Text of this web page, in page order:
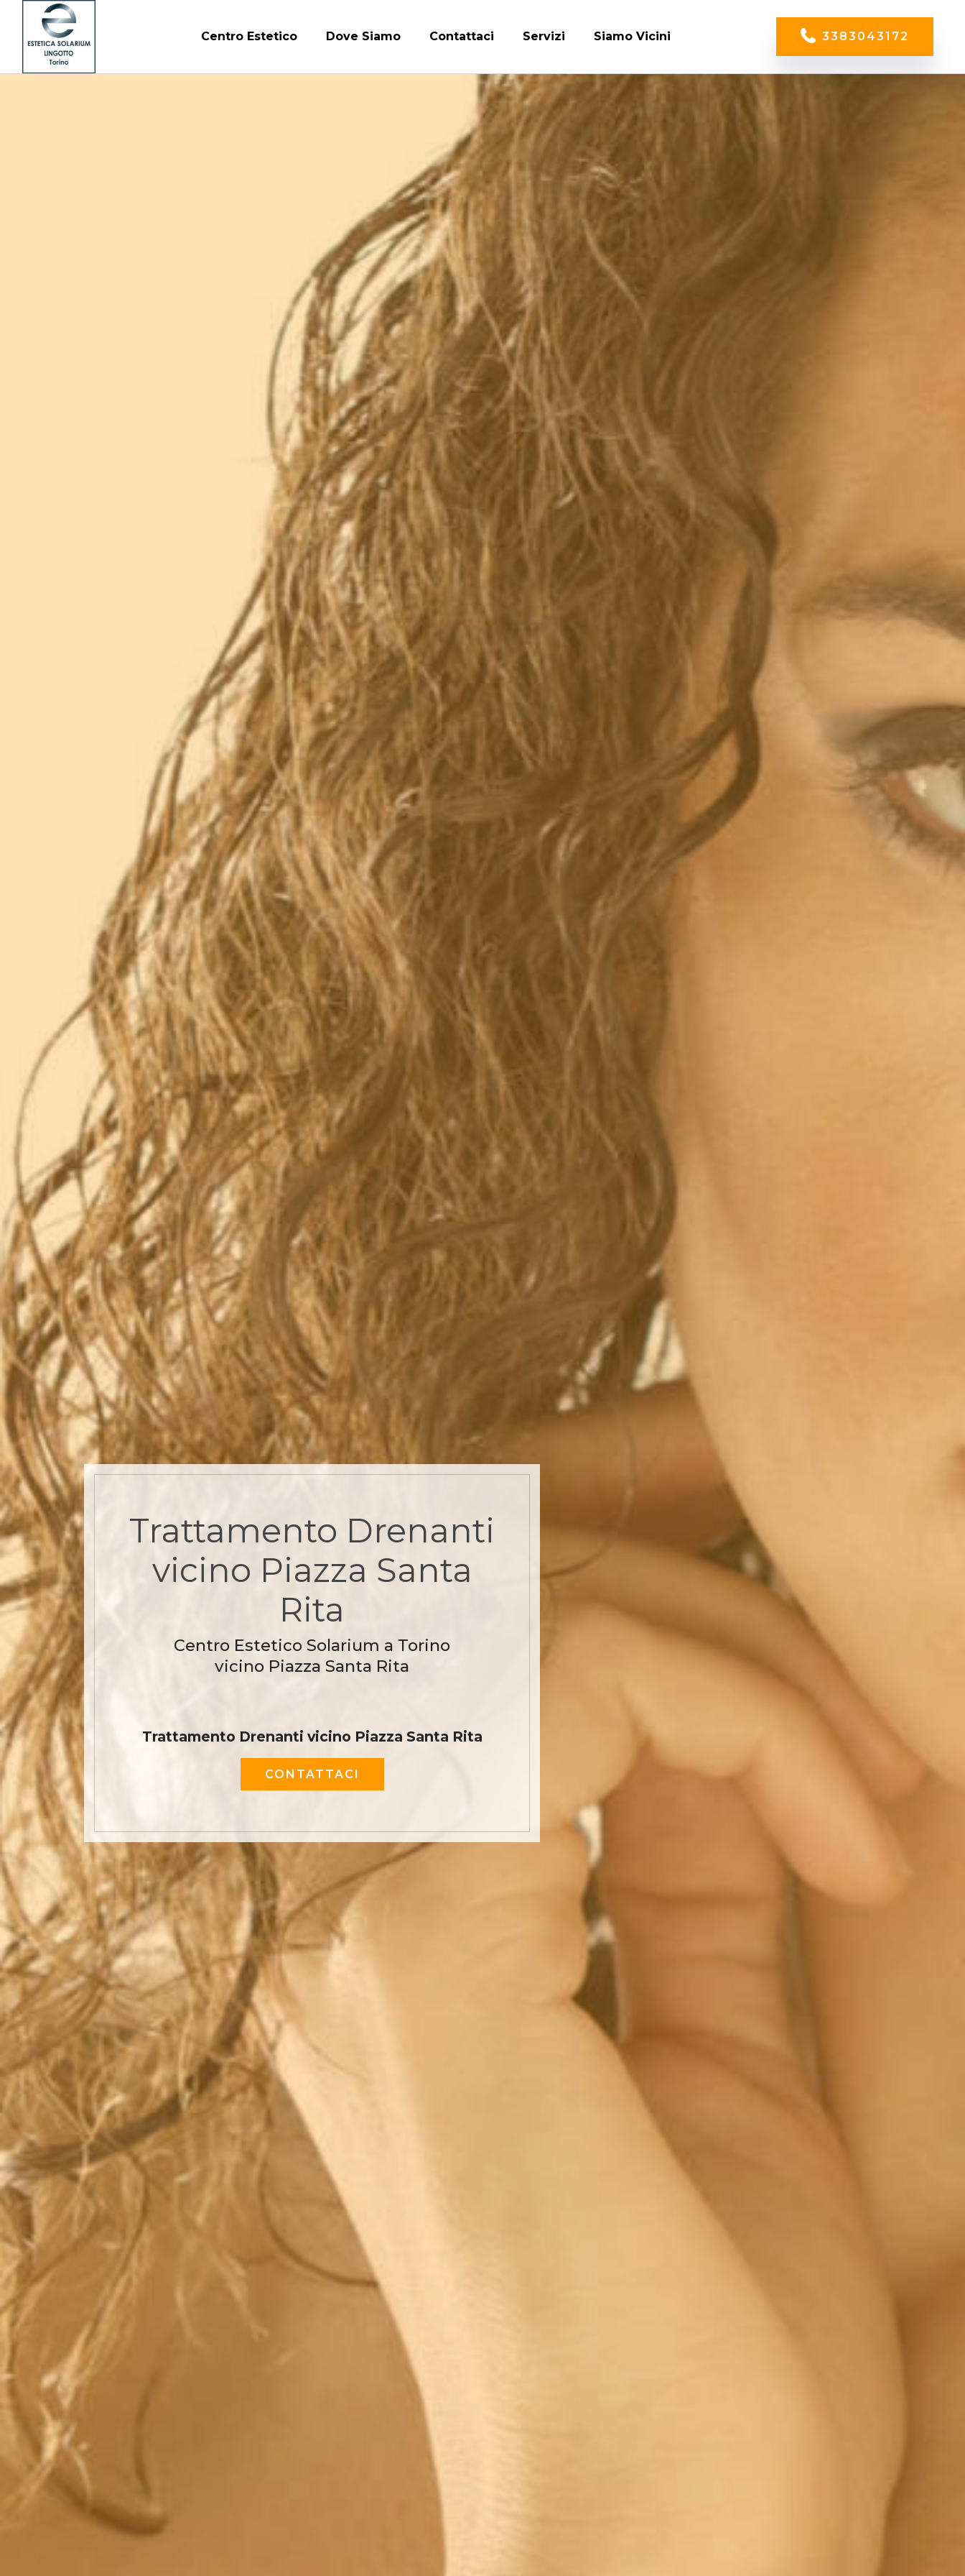
Centro Estetico Dove Siamo Contattaci Servizi Siamo Vicini 3383043172
Trattamento Drenanti
vicino Piazza Santa
Rita
Centro Estetico Solarium a Torino
vicino Piazza Santa Rita
Trattamento Drenanti vicino Piazza Santa Rita
CONTATTACI